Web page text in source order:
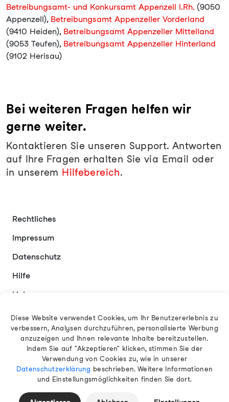
Betreibungsamt- und Konkursamt Appenzell I.Rh. (9050
Appenzell), Betreibungsamt Appenzeller Vorderland
(9410 Heiden), Betreibungsamt Appenzeller Mittelland
(9053 Teufen), Betreibungsamt Appenzeller Hinterland
(9102 Herisau)
Bei weiteren Fragen helfen wir
gerne weiter.
Kontaktieren Sie unseren Support. Antworten
auf Ihre Fragen erhalten Sie via Email oder
in unserem Hilfebereich.
Rechtliches
Impressum
Datenschutz
Hilfe
Links
Kontakt
Deutsch
© 2026 EAMT GmbH
Diese Website verwendet Cookies, um Ihr Benutzererlebnis zu
verbessern, Analysen durchzuführen, personalisierte Werbung
anzuzeigen und Ihnen relevante Inhalte bereitzustellen.
Indem Sie auf "Akzeptieren" klicken, stimmen Sie der
Verwendung von Cookies zu, wie in unserer
Datenschutzerklärung beschrieben. Weitere Informationen
und Einstellungsmöglichkeiten finden Sie dort.